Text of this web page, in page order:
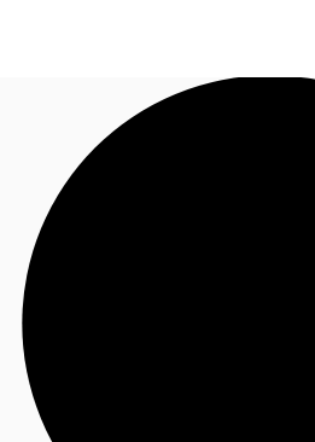
オフィス・事務所
倉庫・物流センター
お電話